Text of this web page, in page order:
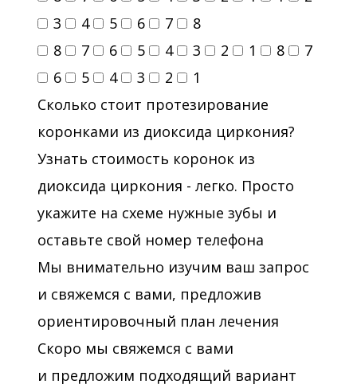
3
4 5 6 7
8
8
7 6 5 4 3 2 1 8
7
6
5 4 3 2
1
Сколько стоит протезирование
коронками из диоксида циркония?
Узнать стоимость коронок из
диоксида циркония - легко. Просто
укажите на схеме нужные зубы и
оставьте свой номер телефона
Мы внимательно изучим ваш запрос
и свяжемся с вами, предложив
ориентировочный план лечения
Скоро мы свяжемся с вами
и предложим подходящий вариант